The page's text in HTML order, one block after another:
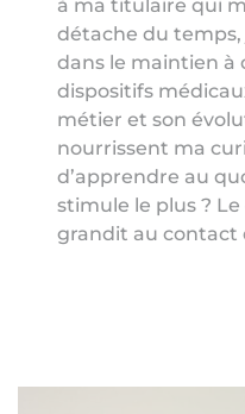
à ma titulaire qui
détache du temps,
dans le maintien à
dispositifs
métier et son
nourrissent ma
d’apprendre au
stimule le plus ?
grandit au contact